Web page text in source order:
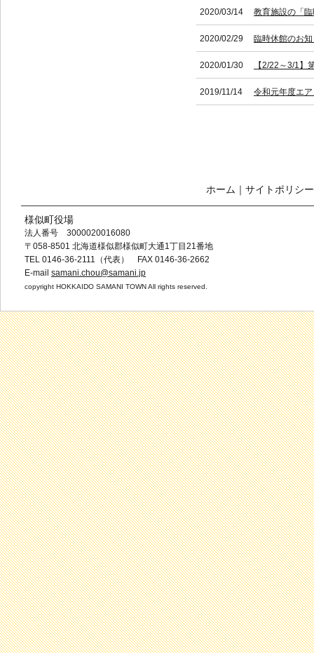
2020/03/14 教育施設の「
2020/02/29 臨時休館のお
2020/01/30 【2/22～3/1
2019/11/14 令和元年度エ
ホーム ｜ サイトポリシー
様似町役場
法人番号 3000020016080
〒058-8501 北海道様似郡様似町大通1丁目21番地
TEL 0146-36-2111（代表） FAX 0146-36-2662
E-mail samani.chou@samani.jp
copyright HOKKAIDO SAMANI TOWN All rights reserved.